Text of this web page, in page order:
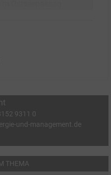
9311 0
und-management.de
THEMA